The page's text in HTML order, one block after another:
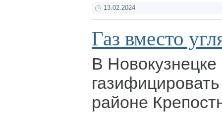
13.02.2024
Газ вместо
В Новокузнецке
районе